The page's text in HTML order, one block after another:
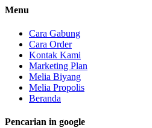
Menu
Cara Gabung
Cara Order
Kontak Kami
Marketing Plan
Melia Biyang
Melia Propolis
Beranda
Pencarian in google